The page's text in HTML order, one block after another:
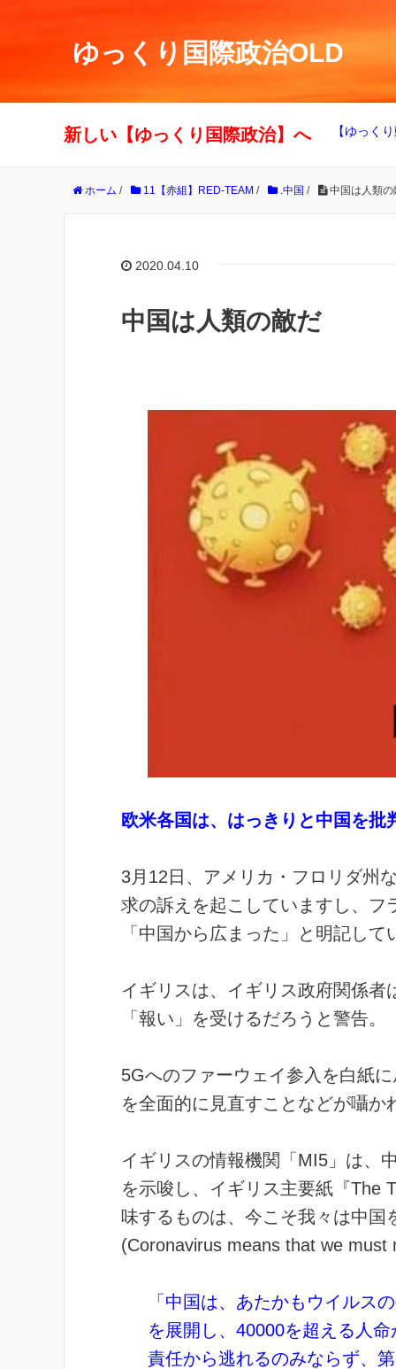
ゆっくり国際政治OLD
新しい【ゆっくり国際政治】へ 【ゆっく
ホーム / 11【赤組】RED-TEAM / .中国 / 中国は人類の
2020.04.10
中国は人類の敵だ
欧米各国は、はっきりと中国を批
3月12日、アメリカ・フロリダ州
求の訴えを起こしていますし、フ
「中国から広まった」と明記して
イギリスは、イギリス政府関係
「報い」を受けるだろうと警告。
5Gへのファーウェイ参入を白紙
を全面的に見直すことなどが囁か
イギリスの情報機関「MI5」は、
を示唆し、イギリス主要紙『The
味するものは、今こそ我々は中
(Coronavirus means that we
「中国は、あたかもウイルス
を展開し、40000を超える人
責任から逃れるのみならず、